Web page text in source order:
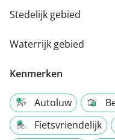
Stedelijk gebied
Waterrijk gebied
Kenmerken
Autoluw
Fietsvriendelijk